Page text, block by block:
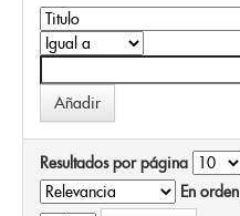
Resultados por página
En orden